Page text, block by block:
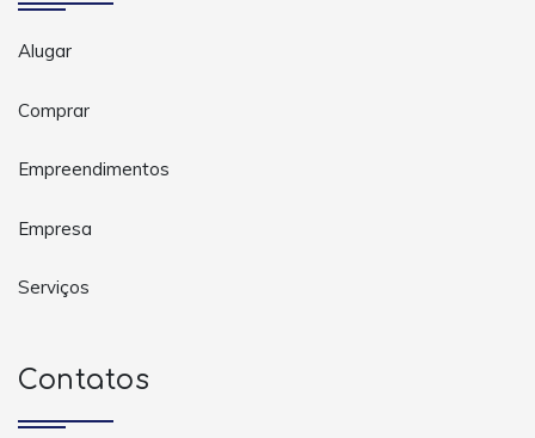
Alugar
Comprar
Empreendimentos
Empresa
Serviços
Contatos